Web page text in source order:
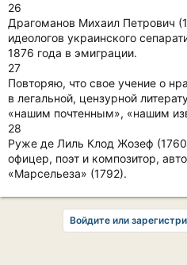
26
Драгоманов Михаил Петрович
идеологов украинского
1876 года в эмиграции.
27
Повторяю, что свое учение о
в легальной, цензурной
«нашим почтенным», «нашим
28
Руже де Лиль Клод Жозеф
офицер, поэт и композитор,
«Марсельеза» (1792).
Войдите или